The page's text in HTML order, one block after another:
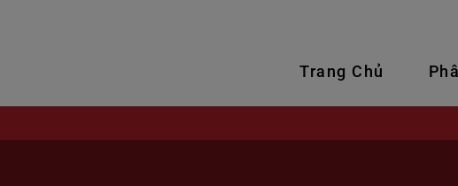
Trang Chủ